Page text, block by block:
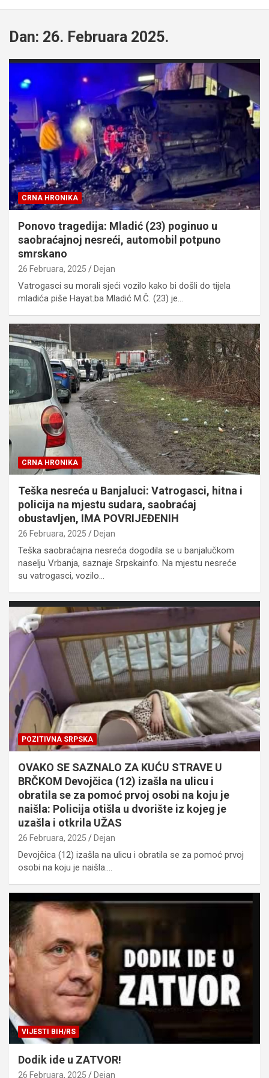
Dan: 26. Februara 2025.
CRNA HRONIKA
Ponovo tragedija: Mladić (23) poginuo u
saobraćajnoj nesreći, automobil potpuno
smrskano
26 Februara, 2025 Dejan
Vatrogasci su morali sjeći vozilo kako bi došli do tijela
mladića piše Hayat.ba Mladić M.Č. (23) je…
CRNA HRONIKA
Teška nesreća u Banjaluci: Vatrogasci, hitna i
policija na mjestu sudara, saobraćaj
obustavljen, IMA POVRIJEĐENIH
26 Februara, 2025 Dejan
Teška saobraćajna nesreća dogodila se u banjalučkom
naselju Vrbanja, saznaje Srpskainfo. Na mjestu nesreće
su vatrogasci, vozilo…
POZITIVNA SRPSKA
OVAKO SE SAZNALO ZA KUĆU STRAVE U
BRČKOM Devojčica (12) izašla na ulicu i
obratila se za pomoć prvoj osobi na koju je
naišla: Policija otišla u dvorište iz kojeg je
uzašla i otkrila UŽAS
26 Februara, 2025 Dejan
Devojčica (12) izašla na ulicu i obratila se za pomoć prvoj
osobi na koju je naišla.…
VIJESTI BIH/RS
Dodik ide u ZATVOR!
26 Februara, 2025 Dejan